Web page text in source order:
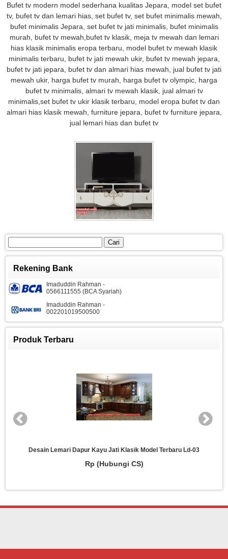
Bufet tv modern model sederhana kualitas Jepara, model set bufet
tv, bufet tv dan lemari hias, set bufet tv, set bufet minimalis mewah,
bufet minimalis Jepara, set bufet tv jati minimalis, bufet minimalis
murah, bufet tv mewah,bufet tv klasik, meja tv mewah dan lemari
hias klasik minimalis eropa terbaru, model bufet tv mewah klasik
minimalis terbaru, bufet tv jati mewah ukir, bufet tv mewah jepara,
bufet tv jati jepara, bufet tv dan almari hias mewah, jual bufet tv jati
mewah ukir, harga bufet tv murah, harga bufet tv olympic, harga
bufet tv minimalis, almari tv mewah klasik, jual almari tv
minimalis,set bufet tv ukir klasik terbaru, model eropa bufet tv dan
almari hias klasik mewah, furniture jepara, bufet tv furniture jepara,
jual lemari hias dan bufet tv
untuk:
Rekening Bank
Imaduddin Rahman -
0566111555 (BCA Syariah)
Imaduddin Rahman -
002201019500500
Produk Terbaru
Desain Lemari Dapur Kayu Jati Klasik Model Terbaru Ld-03
Rp (Hubungi CS)